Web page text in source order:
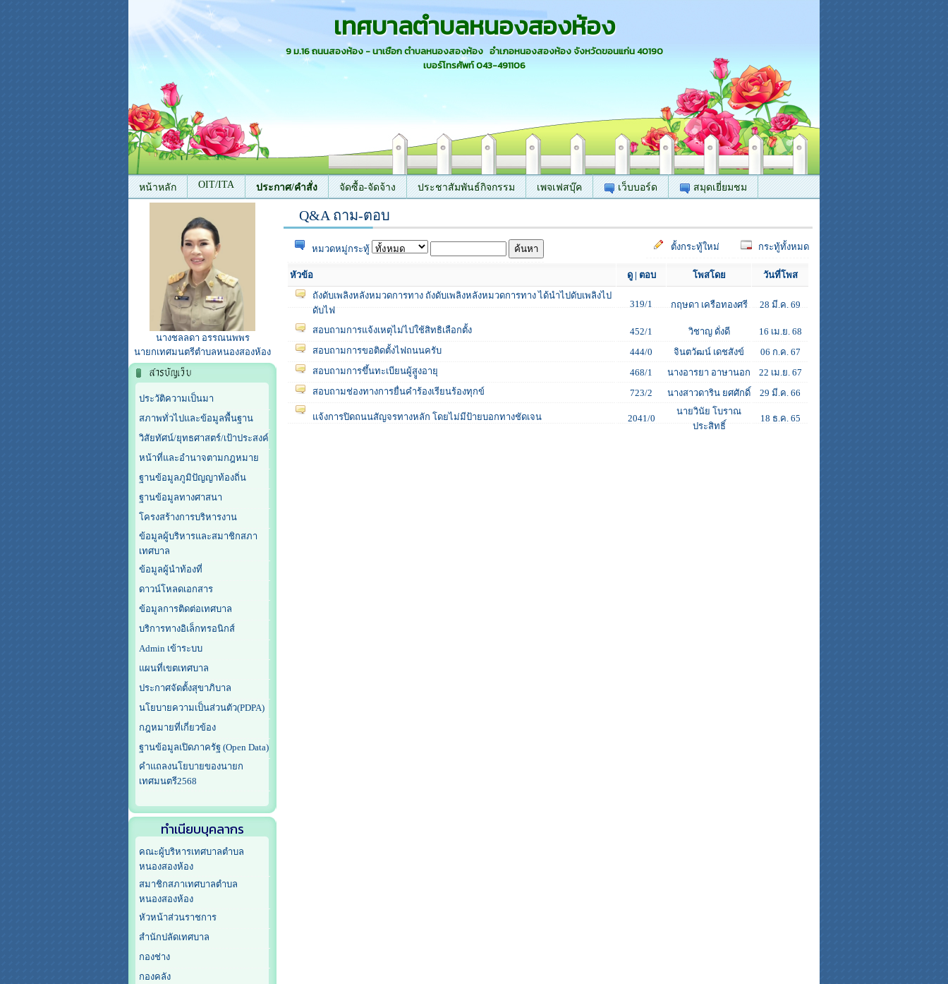
เทศบาลตำบลหนองสองห้อง
9 ม.16 ถนนสองห้อง - นาเชือก ตำบลหนองสองห้อง อำเภอหนองสองห้อง จังหวัดขอนแก่น 40190
เบอร์โทรศัพท์ 043-491106
หน้าหลัก OIT/ITA ประกาศ/คำสั่ง จัดซื้อ-จัดจ้าง ประชาสัมพันธ์กิจกรรม เพจเฟสบุ๊ค เว็บบอร์ด สมุดเยี่ยมชม
ติดต่อเรา
นางชลลดา อรรณนพพร
นายกเทศมนตรีตำบลหนองสองห้อง
ประวัติความเป็นมา
สภาพทั่วไปและข้อมูลพื้นฐาน
วิสัยทัศน์/ยุทธศาสตร์/เป้าประสงค์
หน้าที่และอำนาจตามกฎหมาย
ฐานข้อมูลภูมิปัญญาท้องถิ่น
ฐานข้อมูลทางศาสนา
โครงสร้างการบริหารงาน
ข้อมูลผู้บริหารและสมาชิกสภา
เทศบาล
ข้อมูลผู้นำท้องที่
ดาวน์โหลดเอกสาร
ข้อมูลการติดต่อเทศบาล
บริการทางอิเล็กทรอนิกส์
Admin เข้าระบบ
แผนที่เขตเทศบาล
ประกาศจัดตั้งสุขาภิบาล
นโยบายความเป็นส่วนตัว(PDPA)
กฎหมายที่เกี่ยวข้อง
ฐานข้อมูลเปิดภาครัฐ (Open Data)
คำแถลงนโยบายของนายก
เทศมนตรี2568
ทำเนียบบุคลากร
คณะผู้บริหารเทศบาลตำบล
หนองสองห้อง
สมาชิกสภาเทศบาลตำบล
หนองสองห้อง
หัวหน้าส่วนราชการ
สำนักปลัดเทศบาล
กองช่าง
กองคลัง
Q&A ถาม-ตอบ
หมวดหมู่กระทู้ กระทู้ทั้งหมด
ตั้งกระทู้ใหม่
หัวข้อ ดู | ตอบ โพสโดย
วันที่โพส
ถังดับเพลิงหลังหมวดการทาง ถังดับเพลิงหลังหมวดการทาง ได้นำไปดับเพลิงไป
ดับไฟ
319/1 กฤษดา เครือทองศรี 28 มี.ค. 69
สอบถามการแจ้งเหตุไม่ไปใช้สิทธิเลือกตั้ง 452/1 วิชาญ ดั่งดี
16 เม.ย. 68
สอบถามการขอติดตั้งไฟถนนครับ
444/0 จินตวัฒน์ เดชสังข์
06 ก.ค. 67
สอบถามการขึ้นทะเบียนผู้สููงอายุ
468/1 นางอารยา อาษานอก
22 เม.ย. 67
สอบถามช่องทางการยื่นคำร้องเรียนร้องทุกข์
723/2 นางสาวดาริน ยศศักดิ์ 29 มี.ค. 66
แจ้งการปิดถนนสัญจรทางหลัก โดยไม่มีป้ายบอกทางชัดเจน 2041/0
นายวินัย โบราณ
ประสิทธิ์
18 ธ.ค. 65